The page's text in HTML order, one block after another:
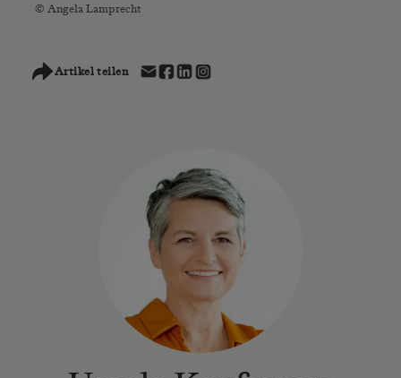
© Angela Lamprecht
Artikel teilen